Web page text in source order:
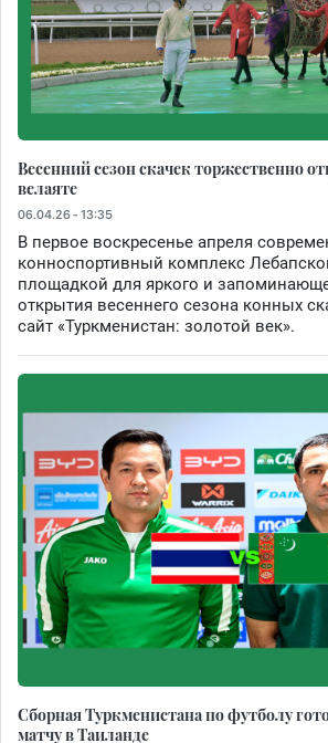
Весенний сезон скачек торжественно
велаяте
06.04.26 - 13:35
В первое воскресенье апреля
конноспортивный комплекс
площадкой для яркого и
открытия весеннего сезона конных
сайт «Туркменистан: золотой век».
Сборная Туркменистана по футболу
матчу в Таиланде